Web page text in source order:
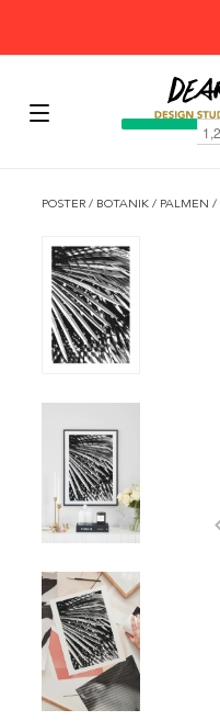
POSTER / BOTANIK / PALMEN /